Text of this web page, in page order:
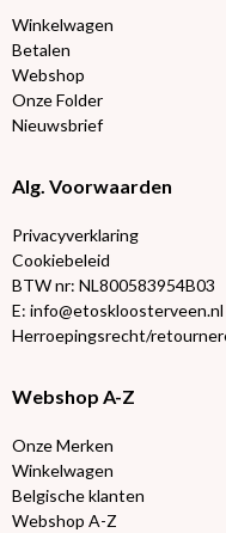
Winkelwagen
Betalen
Webshop
Onze Folder
Nieuwsbrief
Alg. Voorwaarden
Privacyverklaring
Cookiebeleid
BTW nr: NL800583954B03
E: info@etoskloosterveen.nl
Herroepingsrecht/
Webshop A-Z
Onze Merken
Winkelwagen
Belgische klanten
Webshop A-Z